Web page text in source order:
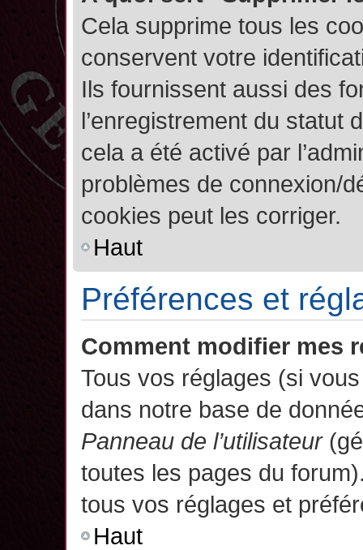
Cela supprime tous les
conservent votre
Ils fournissent aussi des
l’enregistrement du statut
cela a été activé par
problèmes de connexion/
cookies peut les corriger.
Haut
Préférences et
Comment modifier mes
Tous vos réglages (si
dans notre base de
Panneau de l’utilisateur
toutes les pages du
tous vos réglages et
Haut